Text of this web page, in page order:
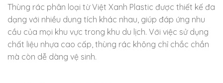
Thùng rác phân loại từ Việt Xanh Plastic được thiết kế đa
dạng với nhiều dung tích khác nhau, giúp đáp ứng nhu
cầu của mọi khu vực trong khu du lịch. Với việc sử dụng
chất liệu nhựa cao cấp, thùng rác không chỉ chắc chắn
mà còn dễ dàng vệ sinh.